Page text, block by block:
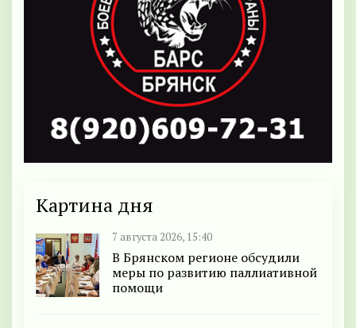
Картина дня
7 августа 2026, 15:40
В Брянском регионе обсудили
меры по развитию паллиативной
помощи